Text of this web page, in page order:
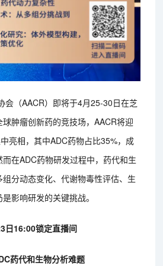
会（AACR）即将于4月25-30日在芝
肿瘤创新药的竞技场，AACR将迎
亮相，其中ADC药物占比35%，成
在ADC药物研发过程中，药代和生
分动态变化、代谢物毒性评估、生
影响研发的关键挑战‌。
日16:00锁定直播间
药代和生物分析难题